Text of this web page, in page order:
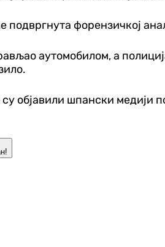
подвргнута форензичкој
аутомобилом, а
објавили шпански медији